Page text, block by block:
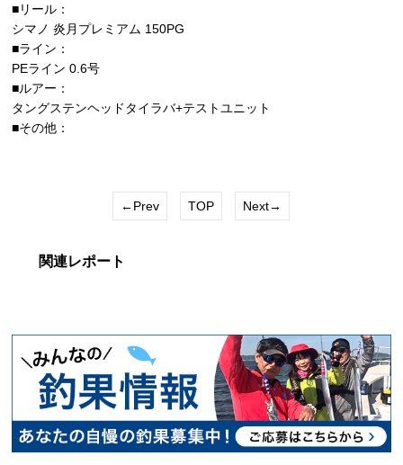
■リール：
シマノ 炎月プレミアム 150PG
■ライン：
PEライン 0.6号
■ルアー：
タングステンヘッドタイラバ+テストユニット
■その他：
←Prev TOP Next→
関連レポート